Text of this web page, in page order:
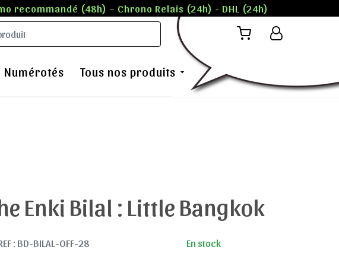
recommandé (48h) – Chrono Relais (24h) - DHL (24h)
Numérotés Tous nos produits
Enki Bilal : Little Bangkok
: BD-BILAL-OFF-28 En stock